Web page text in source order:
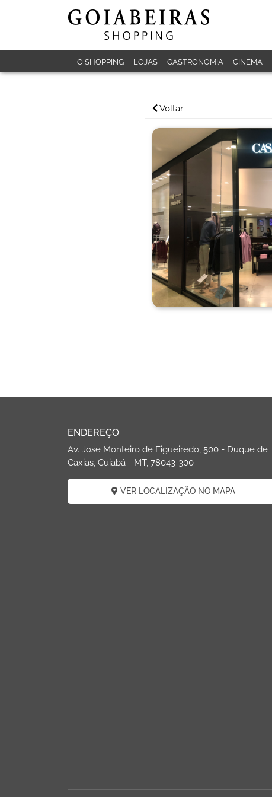
O SHOPPING LOJAS GASTRONOMIA CINEMA
Voltar
ENDEREÇO
Av. Jose Monteiro de Figueiredo, 500 - Duque de
Caxias, Cuiabá - MT, 78043-300
VER LOCALIZAÇÃO NO MAPA